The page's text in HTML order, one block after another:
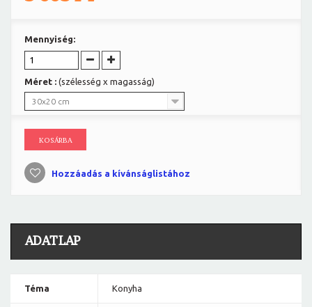
Mennyiség:
Méret : (szélesség x magasság)
30x20 cm
KOSÁRBA
Hozzáadás a kívánságlistához
ADATLAP
Téma Konyha